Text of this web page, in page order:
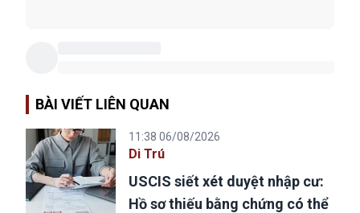
BÀI VIẾT LIÊN QUAN
11:38 06/08/2026
Di Trú
USCIS siết xét duyệt nhập cư:
Hồ sơ thiếu bằng chứng có thể